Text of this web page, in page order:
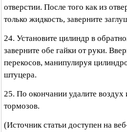
отверстии. После того как из
только жидкость, заверните
24. Установите цилиндр в
заверните обе гайки от руки.
перекосов, манипулируя
штуцера.
25. По окончании удалите воздух
тормозов.
(Источник статьи доступен на